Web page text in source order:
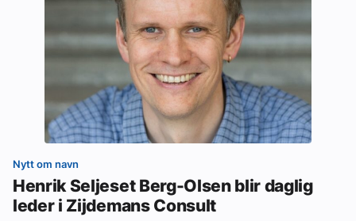
Nytt om navn
Henrik Seljeset Berg-Olsen blir daglig
leder i Zijdemans Consult